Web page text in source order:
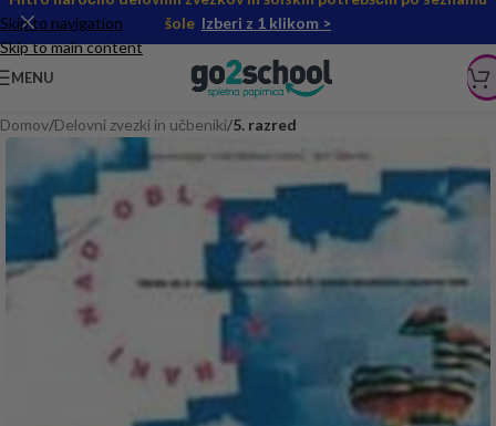
Skip to navigation
Skip to main content
šole Izberi z 1 klikom >
MENU
Domov Delovni zvezki in učbeniki 5. razred